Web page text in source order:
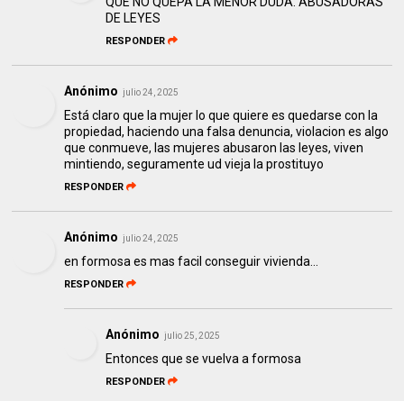
DE LEYES
RESPONDER
Anónimo julio 24, 2025
Está claro que la mujer lo que quiere es quedarse con la
propiedad, haciendo una falsa denuncia, violacion es algo
que conmueve, las mujeres abusaron las leyes, viven
mintiendo, seguramente ud vieja la prostituyo
RESPONDER
Anónimo julio 24, 2025
en formosa es mas facil conseguir vivienda...
RESPONDER
Anónimo julio 25, 2025
Entonces que se vuelva a formosa
RESPONDER